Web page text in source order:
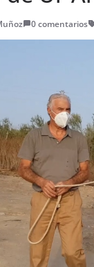
0 comentarios